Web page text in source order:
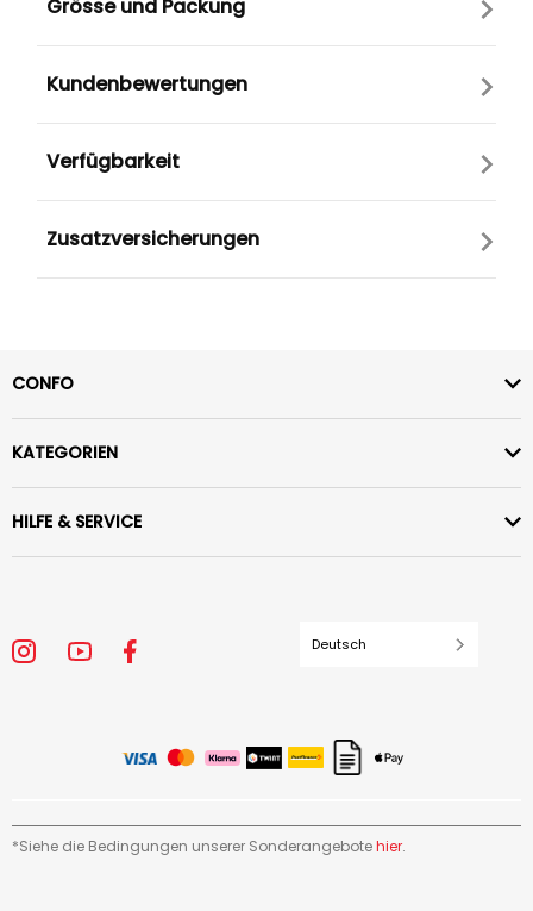
Grösse und Packung
Kundenbewertungen
Verfügbarkeit
Zusatzversicherungen
CONFO
KATEGORIEN
HILFE & SERVICE
Deutsch
*Siehe die Bedingungen unserer Sonderangebotehier.